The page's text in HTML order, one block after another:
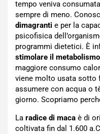
tempo veniva
sempre di meno.
dimagranti e per la
psicofisica
programmi dietetici. È
stimolare il metabolismo
maggiore consumo
viene molto usata sotto
assumere con acqua o
giorno. Scopriamo
La radice di maca è di
coltivata fin dal 1.600